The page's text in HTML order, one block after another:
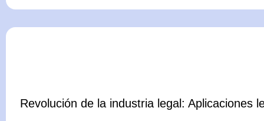
Revolución de la industria legal: Aplicaciones